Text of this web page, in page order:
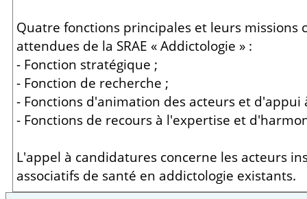
Quatre fonctions principales et leurs missions
attendues de la SRAE « Addictologie » :
- Fonction stratégique ;
- Fonction de recherche ;
- Fonctions d'animation des acteurs et
- Fonctions de recours à l'expertise et
L'appel à candidatures concerne les acteurs
associatifs de santé en addictologie existants.